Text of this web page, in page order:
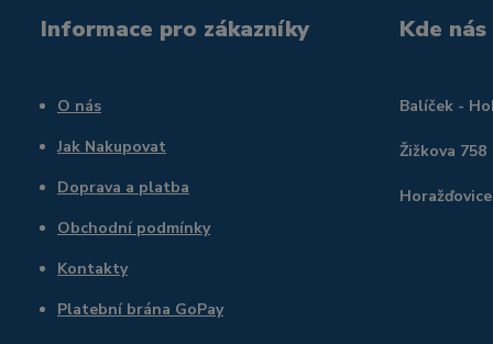
Informace pro zákazníky
O nás
Jak Nakupovat
Doprava a platba
Obchodní podmínky
Kontakty
Platební brána GoPay
Kde
Balíček -
Žižkova 758